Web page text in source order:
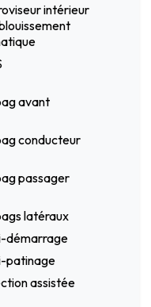
intérieur
avant
conducteur
passager
latéraux
démarrage
patinage
assistée